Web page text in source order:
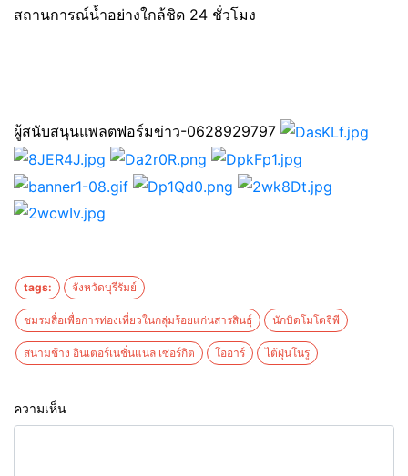
สถานการณ์น้ำอย่างใกล้ชิด 24 ชั่วโมง
ผู้สนับสนุนแพลตฟอร์มข่าว-0628929797
tags: จังหวัดบุรีรัมย์
ชมรมสื่อเพื่อการท่องเที่ยวในกลุ่มร้อยแก่นสารสินธุ์ นักบิดโมโตจีพี
สนามช้าง อินเตอร์เนชั่นแนล เซอร์กิต โออาร์ ไต้ฝุ่นโนรู
ความเห็น